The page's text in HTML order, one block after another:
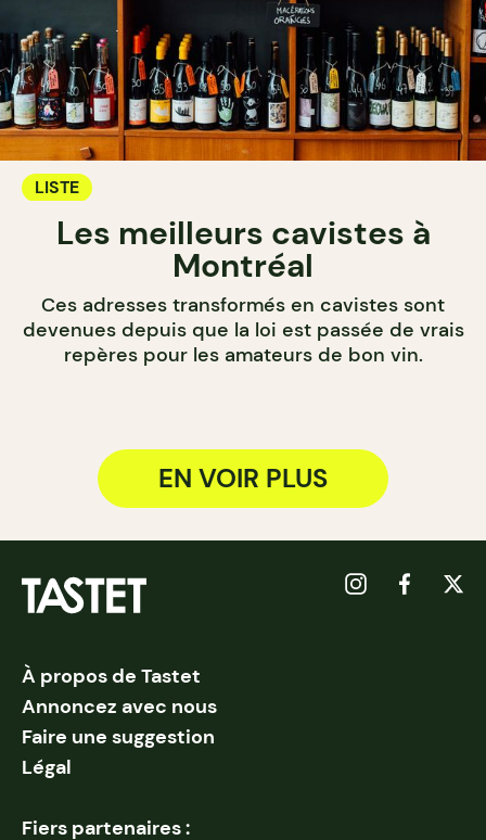
LISTE
Les meilleurs cavistes à
Montréal
Ces adresses transformés en cavistes sont
devenues depuis que la loi est passée de vrais
repères pour les amateurs de bon vin.
EN VOIR PLUS
À propos de Tastet
Annoncez avec nous
Faire une suggestion
Légal
Fiers partenaires :